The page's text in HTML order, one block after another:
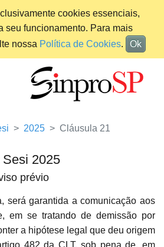
cookies essenciais,
seu funcionamento. Para mais
nossa Política de Cookies. Ok
2025 Cláusula 21
2025
prévio
será garantida a comunicação aos
em se tratando de demissão por
a hipótese legal que deu origem